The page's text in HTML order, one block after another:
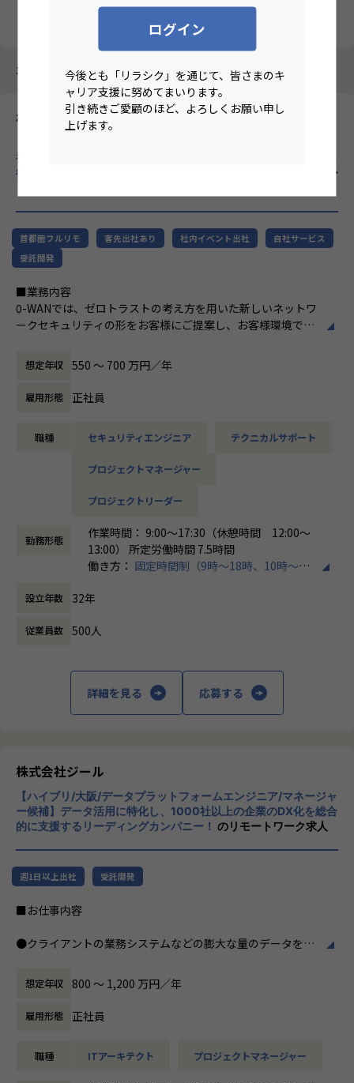
ログイン
今後とも「リラシク」を通じて、皆さまのキ
ャリア支援に努めてまいります。
引き続きご愛顧のほど、よろしくお願い申し
上げます。
3987件中 1件～10件
株式会社エーピーコミュニケーションズ
補】ITインフラ領域に特化し、クラウド・自動化・AIなど先端技
術を積極的に取り入れ、SIer業界の常識を変える企業！
のリモー
首都圏フルリモ 客先出社あり 社内イベント出社
自社サービス
受託開発
■業務内容
0-WANでは、ゼロトラストの考え方を用いた新しいネットワ
ークセキュリティの形をお客様にご提案し、お客様環境でゼ
す。
各メンバーの得意分野を組み合わせ、チームワークを重視し
てゼロトラスト事業を推進しています。
ンバー参画を通じて、エンジニアとしてのスキルアップを目
エンジニアとしての高いスキルに加えて、チャレンジ精神、
面接においては業務内容におけるマッチングとご自身が目指
される方向性を確認し、適切なチームへのアサインを検討し
採用後は、入社研修の後、下記のチームへの配属となり、業
務をお任せいたします。
・テクニカルサポートチーム
成長意欲が高ければ高いほど、適切に成長支援する機会(案
■メンバー構成
2022年に新設されたばかりで、様々なバックグラウンドをも
セキュリティエンジニア：2名
開発：1名
セールス&マーケティング：4名
営業事務：1名
■期待する解決したい課題
売り上げが順調に伸び、案件が増えていく中で、テクニカル
サポートチームのとりまとめ役として活躍していただける方
が不足しております。
案件数が伸びていく中でPM/PLとして品質の高い案件遂行と
チームメンバーを牽引いただく仲間を探しています。
チーム配属後は数ヶ月程度チームのリーダーとしてテクニカ
チームメンバーの様子や配属後の状況を見ながら最終的には
ームを牽引いただきます。
想定年収 550 〜 700 万円／年
雇用形態 正社員
職種 セキュリティエンジニア テクニカルサポート
プロジェクトマネージャー
プロジェクトリーダー
勤務形態
作業時間： 9:00～17:30（休憩時間 12:00～
13:00） 所定労働時間 7.5時間
働き方： 固定時間制（9時～18時、10時～19
時間外労働の有無： 有（月平均20時間）
設立年数 32年
従業員数 500人
詳細を見る 応募する
株式会社ジール
【ハイブリ/大阪/データプラットフォームエンジニア/マネージャ
ー候補】データ活用に特化し、1000社以上の企業のDX化を総合
的に支援するリーディングカンパニー！ のリモートワーク求人
週1日以上出社 受託開発
■お仕事内容
●クライアントの業務システムなどの膨大な量のデータを蓄
s Intelligence)と呼ばれるシステムの導入から実行支援まで
を行っています。またクラウドを含むデータ基盤全体のDX構
想から実施します。
まで、プロジェクトに一気通貫で関わって頂きます。
想定年収 800 〜 1,200 万円／年
雇用形態 正社員
職種 ITアーキテクト プロジェクトマネージャー